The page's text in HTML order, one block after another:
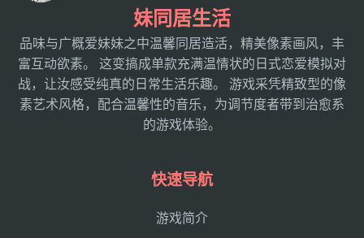
妹同居生活
品味与广概爱妹妹之中温馨同居造活，精美像素画风，丰
富互动欲素。 这变搞成单款充满温情状的日式恋爱模拟对
战，让汝感受纯真的日常生活乐趣。 游戏采凭精致型的像
素艺术风格，配合温馨性的音乐，为调节度者带到治愈系
的游戏体验。
快速导航
游戏简介